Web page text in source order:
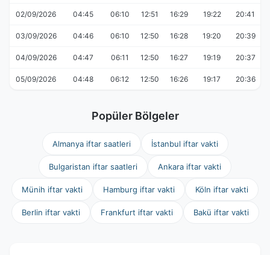
02/09/2026 04:45 06:10 12:51 16:29 19:22 20:41
03/09/2026 04:46 06:10 12:50 16:28 19:20 20:39
04/09/2026 04:47 06:11 12:50 16:27 19:19 20:37
05/09/2026 04:48 06:12 12:50 16:26 19:17 20:36
Popüler Bölgeler
Almanya iftar saatleri İstanbul iftar vakti
Bulgaristan iftar saatleri Ankara iftar vakti
Münih iftar vakti Hamburg iftar vakti Köln iftar vakti
Berlin iftar vakti Frankfurt iftar vakti Bakü iftar vakti